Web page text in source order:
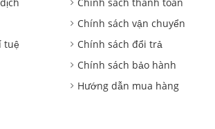
tuệ
Chính sách vận chuyển
Chính sách đổi trả
Chính sách bảo hành
Hướng dẫn mua hàng